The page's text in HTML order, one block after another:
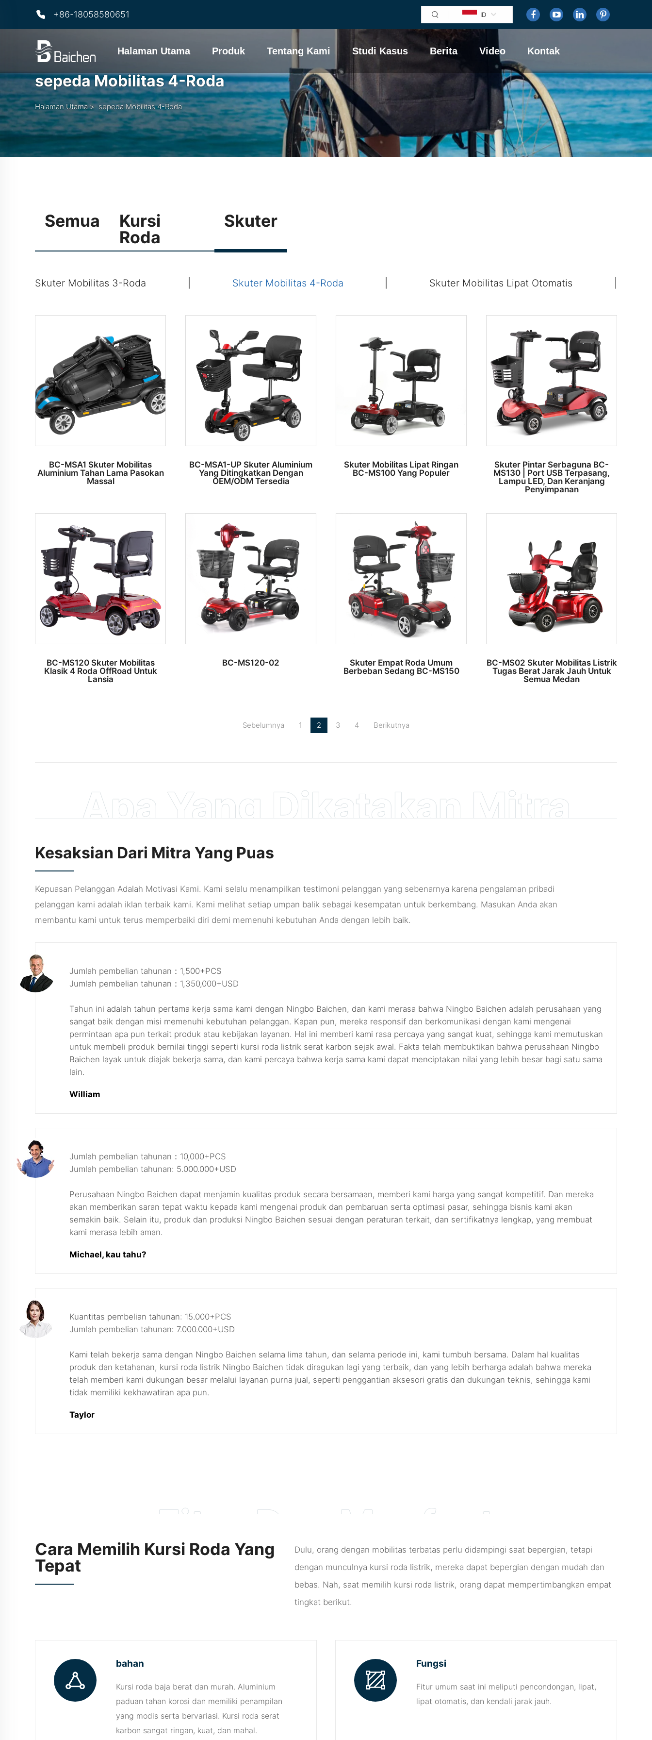
+86-18058580651 ID
Halaman Utama Produk Tentang Kami Studi Kasus Berita Video Kontak
sepeda Mobilitas 4-Roda
Halaman Utama> sepeda Mobilitas 4-Roda
Semua
Kursi
Roda
Skuter
Skuter Mobilitas 3-Roda Skuter Mobilitas 4-Roda Skuter Mobilitas Lipat Otomatis
BC-MSA1 Skuter Mobilitas
Aluminium Tahan Lama Pasokan
Massal
BC-MSA1-UP Skuter Aluminium
Yang Ditingkatkan Dengan
OEM/ODM Tersedia
Skuter Mobilitas Lipat Ringan
BC-MS100 Yang Populer
Skuter Pintar Serbaguna BC-
MS130 | Port USB Terpasang,
Lampu LED, Dan Keranjang
Penyimpanan
BC-MS120 Skuter Mobilitas
Klasik 4 Roda OffRoad Untuk
Lansia
BC-MS120-02
Skuter Empat Roda Umum
Berbeban Sedang BC-MS150
BC-MS02 Skuter Mobilitas Listrik
Tugas Berat Jarak Jauh Untuk
Semua Medan
Sebelumnya 1 2 3 4 Berikutnya
Apa Yang Dikatakan Mitra
Kesaksian Dari Mitra Yang Puas
Kepuasan Pelanggan Adalah Motivasi Kami. Kami selalu menampilkan testimoni pelanggan yang sebenarnya karena pengalaman pribadi
pelanggan kami adalah iklan terbaik kami. Kami melihat setiap umpan balik sebagai kesempatan untuk berkembang. Masukan Anda akan
membantu kami untuk terus memperbaiki diri demi memenuhi kebutuhan Anda dengan lebih baik.
Jumlah pembelian tahunan：1,500+PCS
Jumlah pembelian tahunan：1,350,000+USD
Tahun ini adalah tahun pertama kerja sama kami dengan Ningbo Baichen, dan kami merasa bahwa Ningbo Baichen adalah perusahaan yang
sangat baik dengan misi memenuhi kebutuhan pelanggan. Kapan pun, mereka responsif dan berkomunikasi dengan kami mengenai
permintaan apa pun terkait produk atau kebijakan layanan. Hal ini memberi kami rasa percaya yang sangat kuat, sehingga kami memutuskan
untuk membeli produk bernilai tinggi seperti kursi roda listrik serat karbon sejak awal. Fakta telah membuktikan bahwa perusahaan Ningbo
Baichen layak untuk diajak bekerja sama, dan kami percaya bahwa kerja sama kami dapat menciptakan nilai yang lebih besar bagi satu sama
lain.
William
Jumlah pembelian tahunan：10,000+PCS
Jumlah pembelian tahunan: 5.000.000+USD
Perusahaan Ningbo Baichen dapat menjamin kualitas produk secara bersamaan, memberi kami harga yang sangat kompetitif. Dan mereka
akan memberikan saran tepat waktu kepada kami mengenai produk dan pembaruan serta optimasi pasar, sehingga bisnis kami akan
semakin baik. Selain itu, produk dan produksi Ningbo Baichen sesuai dengan peraturan terkait, dan sertifikatnya lengkap, yang membuat
kami merasa lebih aman.
Michael, kau tahu?
Kuantitas pembelian tahunan: 15.000+PCS
Jumlah pembelian tahunan: 7.000.000+USD
Kami telah bekerja sama dengan Ningbo Baichen selama lima tahun, dan selama periode ini, kami tumbuh bersama. Dalam hal kualitas
produk dan ketahanan, kursi roda listrik Ningbo Baichen tidak diragukan lagi yang terbaik, dan yang lebih berharga adalah bahwa mereka
telah memberi kami dukungan besar melalui layanan purna jual, seperti penggantian aksesori gratis dan dukungan teknis, sehingga kami
tidak memiliki kekhawatiran apa pun.
Taylor
Fitur Dan Manfaat
Cara Memilih Kursi Roda Yang
Tepat
Dulu, orang dengan mobilitas terbatas perlu didampingi saat bepergian, tetapi
dengan munculnya kursi roda listrik, mereka dapat bepergian dengan mudah dan
bebas. Nah, saat memilih kursi roda listrik, orang dapat mempertimbangkan empat
tingkat berikut.
bahan
Kursi roda baja berat dan murah. Aluminium
paduan tahan korosi dan memiliki penampilan
yang modis serta bervariasi. Kursi roda serat
karbon sangat ringan, kuat, dan mahal.
Fungsi
Fitur umum saat ini meliputi pencondongan, lipat,
lipat otomatis, dan kendali jarak jauh.